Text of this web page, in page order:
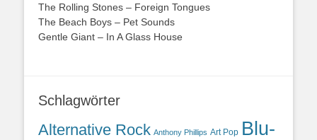
The Rolling Stones – Foreign Tongues
The Beach Boys – Pet Sounds
Gentle Giant – In A Glass House
Schlagwörter
Alternative Rock Anthony Phillips Art Pop Blu-